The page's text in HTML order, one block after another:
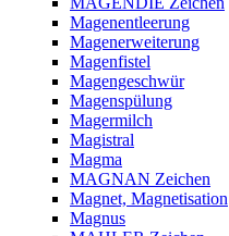
Magenentleerung
Magenerweiterung
Magenfistel
Magengeschwür
Magenspülung
Magermilch
Magistral
Magma
MAGNAN Zeichen
Magnet, Magnetisation
Magnus